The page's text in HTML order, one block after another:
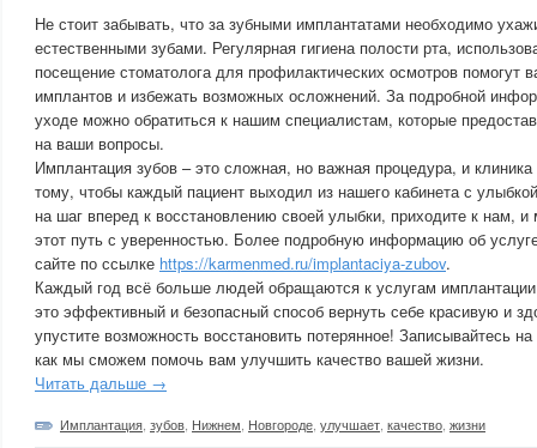
Не стоит забывать, что за зубными имплантатами необходимо
естественными зубами. Регулярная гигиена полости рта,
посещение стоматолога для профилактических осмотров помогут
имплантов и избежать возможных осложнений. За подробной
уходе можно обратиться к нашим специалистам, которые
на ваши вопросы.
Имплантация зубов – это сложная, но важная процедура, и
тому, чтобы каждый пациент выходил из нашего кабинета с
на шаг вперед к восстановлению своей улыбки, приходите к нам,
этот путь с уверенностью. Более подробную информацию об
сайте по ссылке https://karmenmed.ru/implantaciya-zubov.
Каждый год всё больше людей обращаются к услугам
это эффективный и безопасный способ вернуть себе красивую и
упустите возможность восстановить потерянное! Записывайтесь
как мы сможем помочь вам улучшить качество вашей жизни.
Читать дальше →
Имплантация зубов Нижнем Новгороде улучшает качество жизни